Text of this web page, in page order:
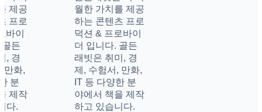
제공
프로
이
든
경
화,
분
제작
.
월한 가치를 제공
하는 콘텐츠 프로
덕션 & 프로바이
더 입니다. 골든
래빗은 취미, 경
제, 수험서, 만화,
IT 등 다양한 분
야에서 책을 제작
하고 있습니다.